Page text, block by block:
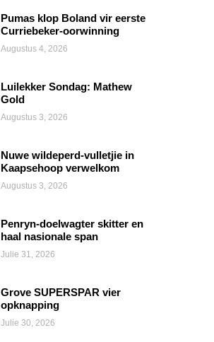
Pumas klop Boland vir eerste
Curriebeker-oorwinning
Augustus 4, 2026
Luilekker Sondag: Mathew
Gold
Augustus 3, 2026
Nuwe wildeperd-vulletjie in
Kaapsehoop verwelkom
Augustus 3, 2026
Penryn-doelwagter skitter en
haal nasionale span
Julie 31, 2026
Grove SUPERSPAR vier
opknapping
Julie 30, 2026